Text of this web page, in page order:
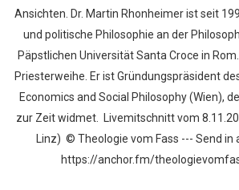
Ansichten. Dr. Martin Rhonheimer ist seit
und politische Philosophie an der
Päpstlichen Universität Santa Croce in
Priesterweihe. Er ist Gründungspräsident
Economics and Social Philosophy (Wien),
zur Zeit widmet. Livemitschnitt vom
Linz) © Theologie vom Fass --- Send in
https://anchor.fm/